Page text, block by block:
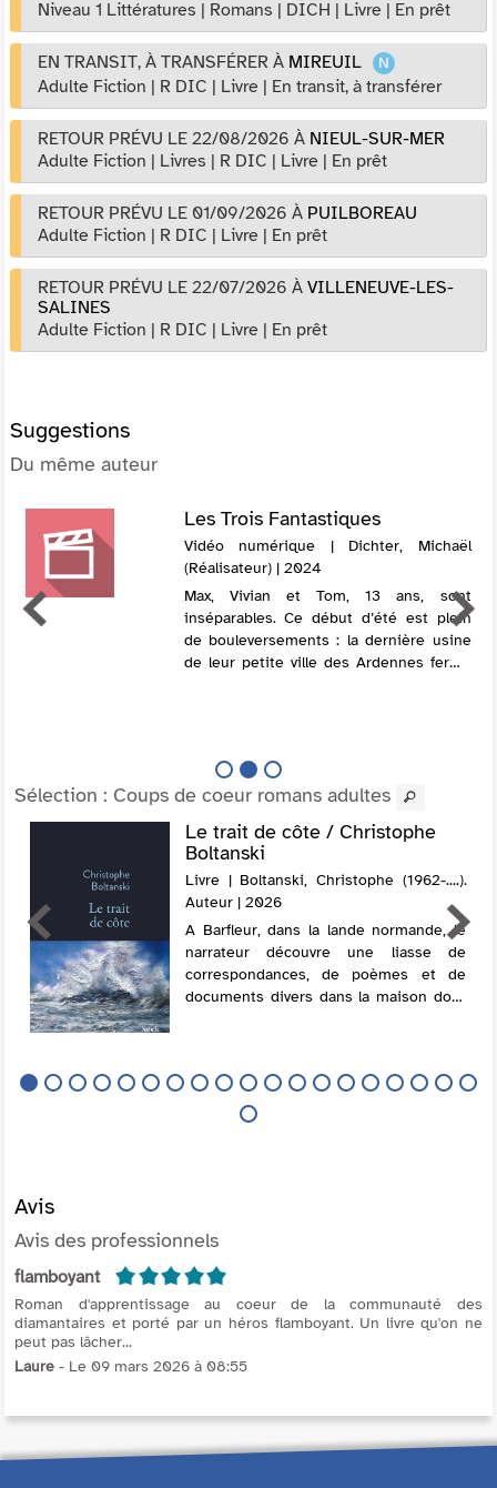
Niveau 1 Littératures | Romans | DICH | Livre | En prêt
EN TRANSIT, À TRANSFÉRER À MIREUIL
Adulte Fiction | R DIC | Livre | En transit, à transférer
RETOUR PRÉVU LE 22/08/2026 À NIEUL-SUR-MER
Adulte Fiction | Livres | R DIC | Livre | En prêt
RETOUR PRÉVU LE 01/09/2026 À PUILBOREAU
Adulte Fiction | R DIC | Livre | En prêt
RETOUR PRÉVU LE 22/07/2026 À VILLENEUVE-LES-
SALINES
Adulte Fiction | R DIC | Livre | En prêt
Suggestions
Du même auteur
Les Trois Fantastiques
Vidéo numérique | Dichter, Michaël
(Réalisateur) | 2024
Max, Vivian et Tom, 13 ans, sont
inséparables. Ce début d’été est plein
de bouleversements : la dernière usine
de leur petite ville des Ardennes ferme
Sélection : Coups de coeur romans adultes
Le trait de côte / Christophe
Boltanski
Livre | Boltanski, Christophe (1962-....).
Auteur | 2026
A Barfleur, dans la lande normande, le
narrateur découvre une liasse de
correspondances, de poèmes et de
documents divers dans la maison dont
Avis
Avis des professionnels
flamboyant 5/5
Roman d'apprentissage au coeur de la communauté des
diamantaires et porté par un héros flamboyant. Un livre qu'on ne
peut pas lâcher...
Laure - Le 09 mars 2026 à 08:55